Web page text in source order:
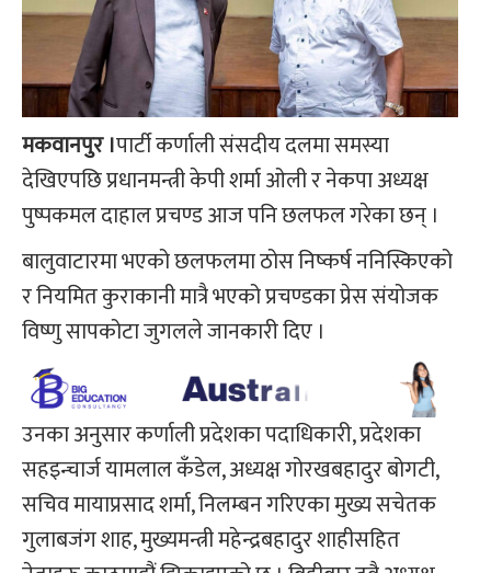
मकवानपुर ।पार्टी कर्णाली संसदीय दलमा समस्या
देखिएपछि प्रधानमन्त्री केपी शर्मा ओली र नेकपा अध्यक्ष
पुष्पकमल दाहाल प्रचण्ड आज पनि छलफल गरेका छन् ।
बालुवाटारमा भएको छलफलमा ठोस निष्कर्ष ननिस्किएको
र नियमित कुराकानी मात्रै भएको प्रचण्डका प्रेस संयोजक
विष्णु सापकोटा जुगलले जानकारी दिए ।
उनका अनुसार कर्णाली प्रदेशका पदाधिकारी, प्रदेशका
सहइन्चार्ज यामलाल कँडेल, अध्यक्ष गोरखबहादुर बोगटी,
सचिव मायाप्रसाद शर्मा, निलम्बन गरिएका मुख्य सचेतक
गुलाबजंग शाह, मुख्यमन्त्री महेन्द्रबहादुर शाहीसहित